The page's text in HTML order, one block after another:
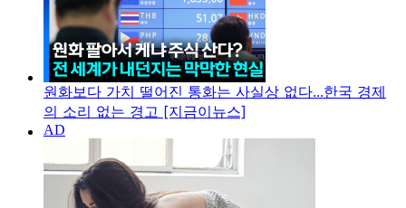
원화보다 가치 떨어진 통화는 사실상 없다...한국 경제
의 소리 없는 경고 [지금이뉴스]